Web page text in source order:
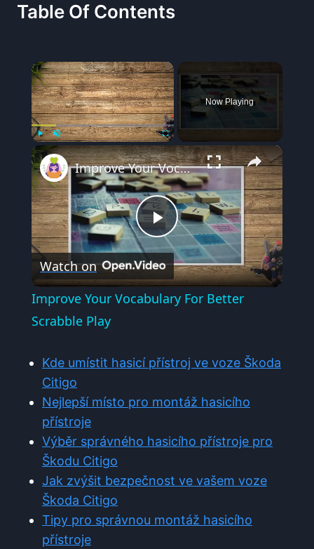
Table Of Contents
×
Play Unmute Fullscreen
Now Playing
×
Play
Video
Improve Your Vocabulary For Better Scrabble Play
Watch on
Improve Your Vocabulary For Better
Scrabble Play
Kde umístit hasicí přístroj ve voze Škoda
Citigo
Nejlepší místo pro montáž hasicího
přístroje
Výběr správného hasicího přístroje pro
Škodu Citigo
Jak zvýšit bezpečnost ve vašem voze
Škoda Citigo
Tipy pro správnou montáž hasicího
přístroje